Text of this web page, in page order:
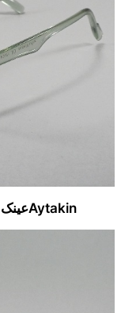
Aytakinعینک ترک برند آیتکین مدلA2104ck33